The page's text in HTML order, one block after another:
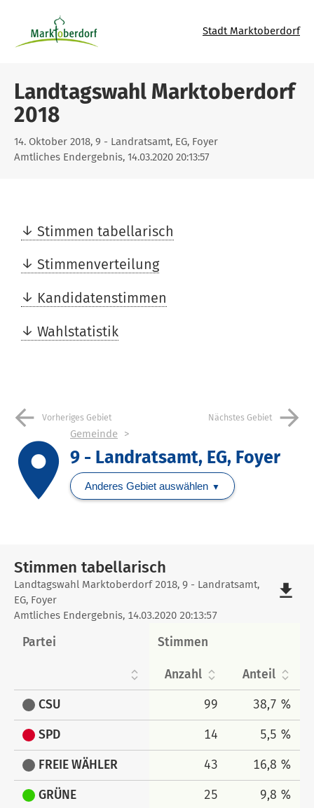
Stadt Marktoberdorf
Landtagswahl Marktoberdorf
2018
14. Oktober 2018, 9 - Landratsamt, EG, Foyer
Amtliches Endergebnis, 14.03.2020 20:13:57
Stimmen tabellarisch
Stimmenverteilung
Kandidatenstimmen
Wahlstatistik
arrow_back Vorheriges Gebiet Nächstes Gebiet arrow_forward
place
Gemeinde
9 - Landratsamt, EG, Foyer
Anderes Gebiet auswählen
Stimmen tabellarisch
Stimmen
tabellarisch
Landtagswahl Marktoberdorf 2018, 9 - Landratsamt,
EG, Foyer
Amtliches Endergebnis, 14.03.2020 20:13:57
file_download
Partei Stimmen
Anzahl Anteil
CSU 99 38,7 %
SPD 14 5,5 %
FREIE WÄHLER 43 16,8 %
GRÜNE 25 9,8 %